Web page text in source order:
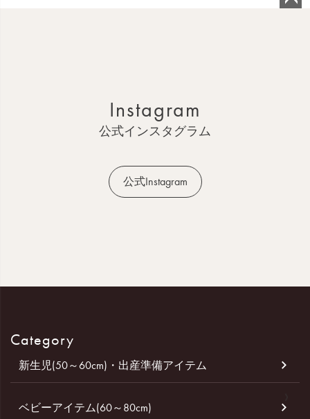
Instagram
公式インスタグラム
公式Instagram
Category
新生児(50～60cm)・出産準備アイテム
ベビーアイテム(60～80cm)